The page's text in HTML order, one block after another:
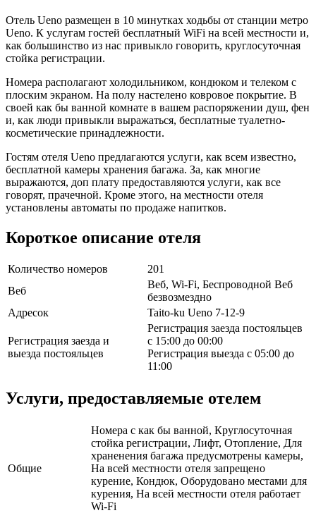
Отель Ueno размещен в 10 минутках ходьбы от станции метро
Ueno. К услугам гостей бесплатный WiFi на всей местности и,
как большинство из нас привыкло говорить, круглосуточная
стойка регистрации.
Номера располагают холодильником, кондюком и телеком с
плоским экраном. На полу настелено ковровое покрытие. В
своей как бы ванной комнате в вашем распоряжении душ, фен
и, как люди привыкли выражаться, бесплатные туалетно-
косметические принадлежности.
Гостям отеля Ueno предлагаются услуги, как всем известно,
бесплатной камеры хранения багажа. За, как многие
выражаются, доп плату предоставляются услуги, как все
говорят, прачечной. Кроме этого, на местности отеля
установлены автоматы по продаже напитков.
Короткое описание отеля
Количество номеров
201
Веб
Веб, Wi-Fi, Беспроводной Веб
безвозмездно
Адресок
Taito-ku Ueno 7-12-9
Регистрация заезда и
выезда постояльцев
Регистрация заезда постояльцев
с 15:00 до 00:00
Регистрация выезда с 05:00 до
11:00
Услуги, предоставляемые отелем
Общие
Номера с как бы ванной, Круглосуточная
стойка регистрации, Лифт, Отопление, Для
храненения багажа предусмотрены камеры,
На всей местности отеля запрещено
курение, Кондюк, Оборудовано местами для
курения, На всей местности отеля работает
Wi-Fi